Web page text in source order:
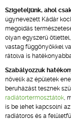
Szigeteljünk, ahol
úgynevezett Kádár
megoldás
olyan egyszerű
vastag függönyökkel
rátolva is
Szabályozzuk
növelik az épületek
beruházást tesznek
radiátortermosztátok,
is be lehet kapcsolni
radiátoros és a